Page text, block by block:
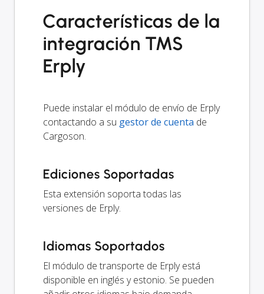
Características de la
integración TMS
Erply
Puede instalar el módulo de envío de Erply
contactando a su gestor de cuenta de
Cargoson.
Ediciones Soportadas
Esta extensión soporta todas las
versiones de Erply.
Idiomas Soportados
El módulo de transporte de Erply está
disponible en inglés y estonio. Se pueden